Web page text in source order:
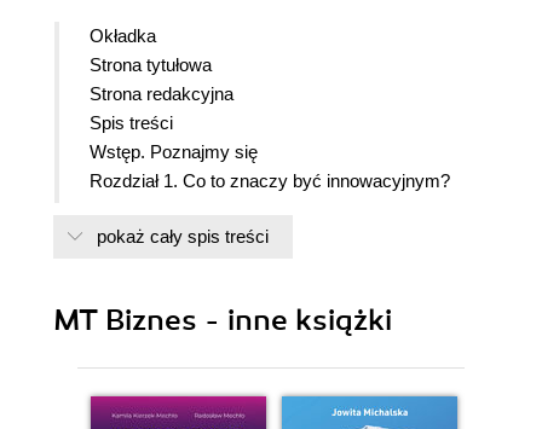
Okładka
Strona tytułowa
Strona redakcyjna
Spis treści
Wstęp. Poznajmy się
Rozdział 1. Co to znaczy być innowacyjnym?
Rozdział 3. Od emotikonów do awatarów
Rozdział 5. Co to jest metaverse?
Rozdział 8. Co potrafi rozszerzona
pokaż cały spis treści
MT Biznes - inne książki